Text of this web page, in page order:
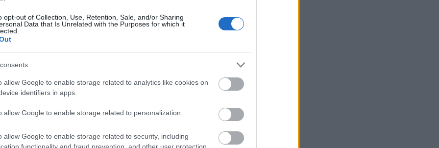
opt-out of Collection, Use, Retention, Sale, and/or Sharing
Data that Is Unrelated with the Purposes for which it
allow Google to enable storage related to analytics like cookies on
identifiers in apps.
allow Google to enable storage related to personalization.
allow Google to enable storage related to security, including
functionality and fraud prevention, and other user protection.
Brakuje czegoś w haśle?
abonenci Dobrego słownika.